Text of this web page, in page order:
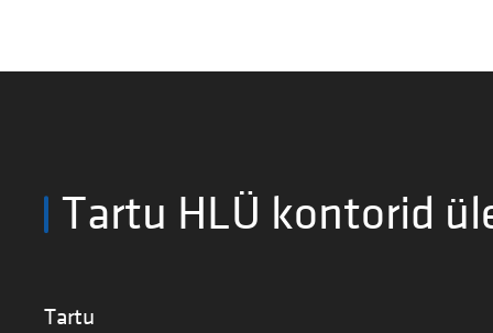
Tartu HLÜ kontorid
Tartu